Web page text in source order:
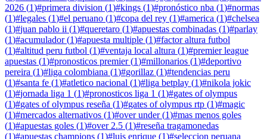
2026 (1)#primera division (1)#kings (1)#pronóstico nba (1)#normas
(1)#legales (1)#el peruano (1)#copa del rey (1)#america (1)#chelsea
(1)#juan pablo ii (1)#queretaro (1)#apuestas combinadas (1)#parlay
(1)#acumulador(1)#apuesta multiple (1)#factor altura futbol
(1)#altitud peru futbol (1)#ventaja local altura (1)#premier league
apuestas (1)#pronosticos premier(1)#millonarios (1)#deportivo
pereira (1)#liga colombiana (1)#gorillaz (1)#tendencias peru
(1)#santa fe (1)#atletico nacional (1)#liga betplay (1)#nikola jokic
(1)#jornada liga 1 (1)#pronosticos liga 1 (1)#gates of olympus
(1)#gates of olympus reseña (1)#gates of olympus rtp (1)#magic
(1)#mercados alternativos (1)#over under(1)#mas menos goles
(1)#apuestas goles (1)#over 2.5 (1)#reseña tragamonedas
(1)#apuestas champions (1)#luis enrique (1)#seleccion peruana